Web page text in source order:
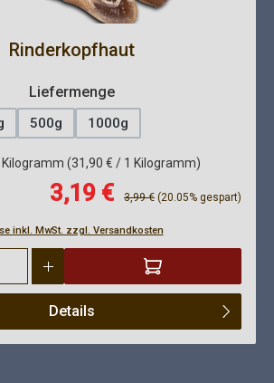
Rinderkopfhaut
Liefermengeauswählen
ist zurzeit nicht verfügbar.)
500g 1000g
Kilogramm (31,90 € / 1 Kilogramm)
Verkaufspreis:
3,19 € Regulärer Preis:
3,99 € (20.05% gespart)
inkl. MwSt. zzgl. Versandkosten
den gewünschten Wert ein oder benutze
Details